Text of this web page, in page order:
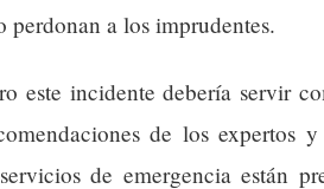
perdonan a los imprudentes.
este incidente debería servir
de los expertos
de emergencia están